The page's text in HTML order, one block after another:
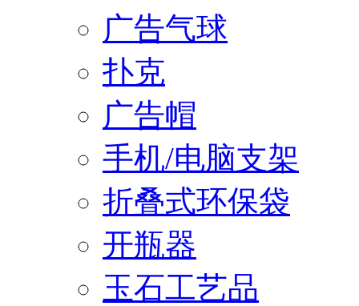
广告气球
扑克
广告帽
手机/电脑支架
折叠式环保袋
开瓶器
玉石工艺品